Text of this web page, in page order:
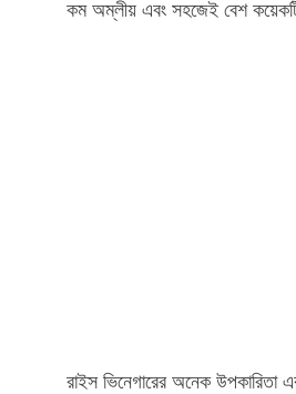
কম অম্লীয় এবং সহজেই বেশ কয়েকটি
রাইস ভিনেগারের অনেক উপকারিতা